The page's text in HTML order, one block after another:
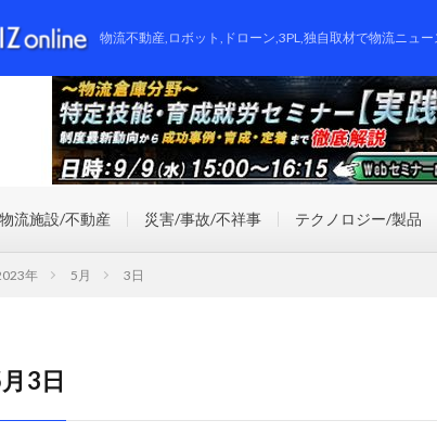
物流不動産,ロボット,ドローン,3PL,独自取材で物流ニュ
物流施設/不動産 災害/事故/不祥事 テクノロジー/製品
年 5月 3日
3日